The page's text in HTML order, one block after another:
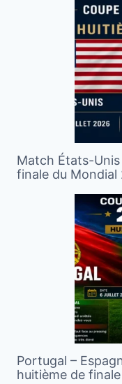
Match États-
finale du Mondial
Portugal –
huitième de